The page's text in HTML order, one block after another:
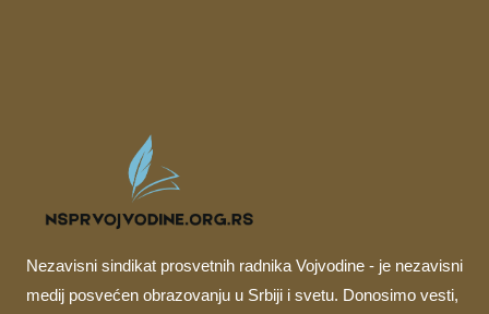
Nezavisni sindikat prosvetnih radnika Vojvodine - je nezavisni
medij posvećen obrazovanju u Srbiji i svetu. Donosimo vesti,